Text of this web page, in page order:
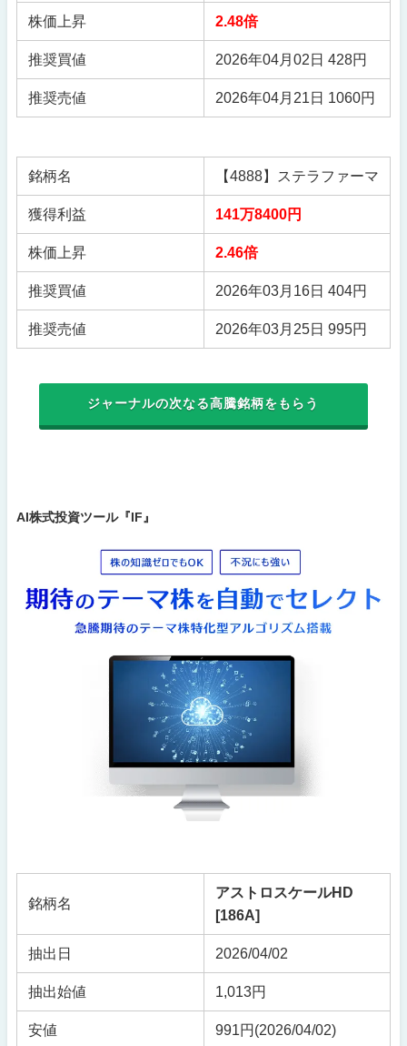
株価上昇 2.48倍
推奨買値 2026年04月02日 428円
推奨売値 2026年04月21日 1060円
銘柄名 【4888】ステラファーマ
獲得利益 141万8400円
株価上昇 2.46倍
推奨買値 2026年03月16日 404円
推奨売値 2026年03月25日 995円
ジャーナルの次なる高騰銘柄をもらう
AI株式投資ツール『IF』
銘柄名
アストロスケールHD
[186A]
抽出日 2026/04/02
抽出始値 1,013円
安値 991円(2026/04/02)